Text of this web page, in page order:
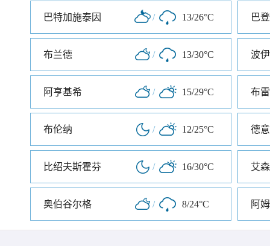
巴特加施泰因 / 13/26°C 巴登
布兰德 / 13/30°C 波
阿亨基希 / 15/29°C 布
布伦纳 / 12/25°C 德
比绍夫斯霍芬 / 16/30°C 艾
奥伯谷尔格 / 8/24°C 阿